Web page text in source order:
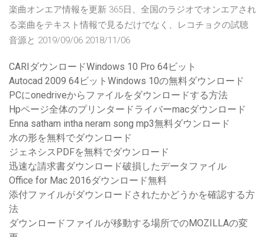
楽曲オンエア情報を更新 365日、全国のラジオでオンエアされ
る楽曲をテキスト情報で見るだけでなく、レコチョクの試聴
音源と 2019/09/06 2018/11/06
CARIダウンロードWindows 10 Pro 64ビット
Autocad 2009 64ビットWindows 10の無料ダウンロード
PCにonedriveからファイルをダウンロードする方法
Hpページ全体のプリンタードライバーmacダウンロード
Enna satham intha neram song mp3無料ダウンロード
水の形を無料でダウンロード
ジェネシスPDFを無料でダウンロード
迅速な請求書ダウンロード破損したデータファイル
Office for Mac 2016ダウンロード無料
添付ファイルがダウンロードされたかどうかを確認する方
法
ダウンロードファイルが移動する場所でのMOZILLAの変